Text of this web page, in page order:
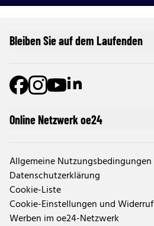
Online Netzwerk oe24
Allgemeine Nutzungsbedingungen
Datenschutzerklärung
Cookie-Liste
Cookie-Einstellungen und Widerruf
Werben im oe24-Netzwerk
Bleiben Sie auf dem Laufenden